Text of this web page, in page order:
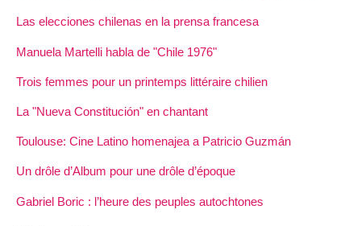
Las elecciones chilenas en la prensa francesa
Manuela Martelli habla de "Chile 1976"
Trois femmes pour un printemps littéraire chilien
La "Nueva Constitución" en chantant
Toulouse: Cine Latino homenajea a Patricio Guzmán
Un drôle d’Album pour une drôle d’époque
Gabriel Boric : l’heure des peuples autochtones